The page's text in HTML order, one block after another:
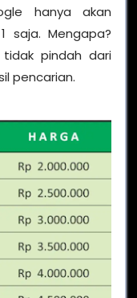
hanya akan
saja. Mengapa?
pindah dari
pencarian.